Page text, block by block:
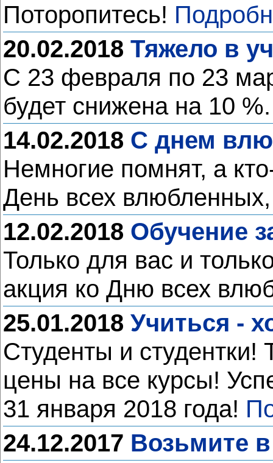
Поторопитесь!
20.02.2018 Тяжело в
С 23 февраля по 23
будет снижена на 10
14.02.2018 С днем
Немногие помнят, а
День всех
12.02.2018 Обучение
Только для вас и
акция ко Дню всех
25.01.2018 Учиться -
Студенты и
цены на все курсы!
31 января 2018 года!
24.12.2017 Возьмите